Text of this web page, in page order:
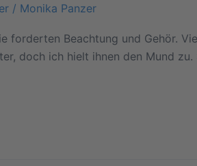
/ Monika Panzer
Beachtung und Gehör.
doch ich hielt ihnen den Mund